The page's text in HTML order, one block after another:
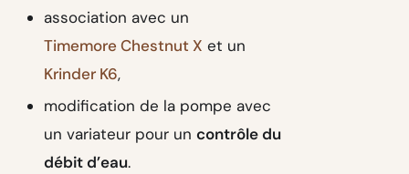
association avec un
Timemore Chestnut X et un
Krinder K6,
modification de la pompe avec
un variateur pour un contrôle du
débit d’eau.